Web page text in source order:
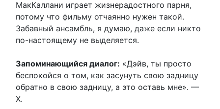
МакКаллани играет жизнерадостного парня,
потому что фильму отчаянно нужен такой.
Забавный ансамбль, я думаю, даже если никто
по-настоящему не выделяется.
Запоминающийся диалог: «Дэйв, ты просто
беспокойся о том, как засунуть свою задницу
обратно в свою задницу, а это оставь мне». —
Х.